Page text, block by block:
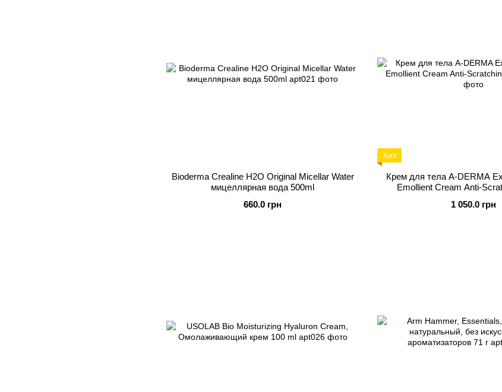
Bioderma Crealine H2O Original Micellar Water
мицеллярная вода 500ml
660.0 грн
Хит
Крем для тела A-DERMA
Emollient Cream Anti-
1 050.0 грн